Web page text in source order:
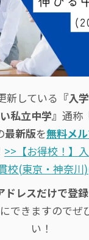
新している 『入
私立中学』 通称
最新版を無料メ
>>【お得校！】
校(東京・神奈川
ドレスだけで登
できますのでぜ
い！